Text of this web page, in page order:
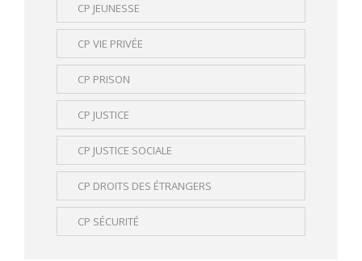
CP JEUNESSE
CP VIE PRIVÉE
CP PRISON
CP JUSTICE
CP JUSTICE SOCIALE
CP DROITS DES ÉTRANGERS
CP SÉCURITÉ